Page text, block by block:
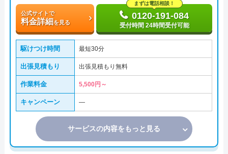
公式サイトで
料金詳細を見る
まずは電話相談！
0120-191-084
受付時間 24時間受付可能
駆けつけ時間 最短30分
出張見積もり 出張見積もり無料
作業料金 5,500円～
キャンペーン ―
サービスの内容をもっと見る